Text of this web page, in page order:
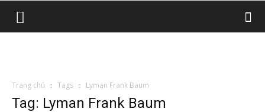
Trang chủ Tags Lyman Frank Baum
Tag: Lyman Frank Baum